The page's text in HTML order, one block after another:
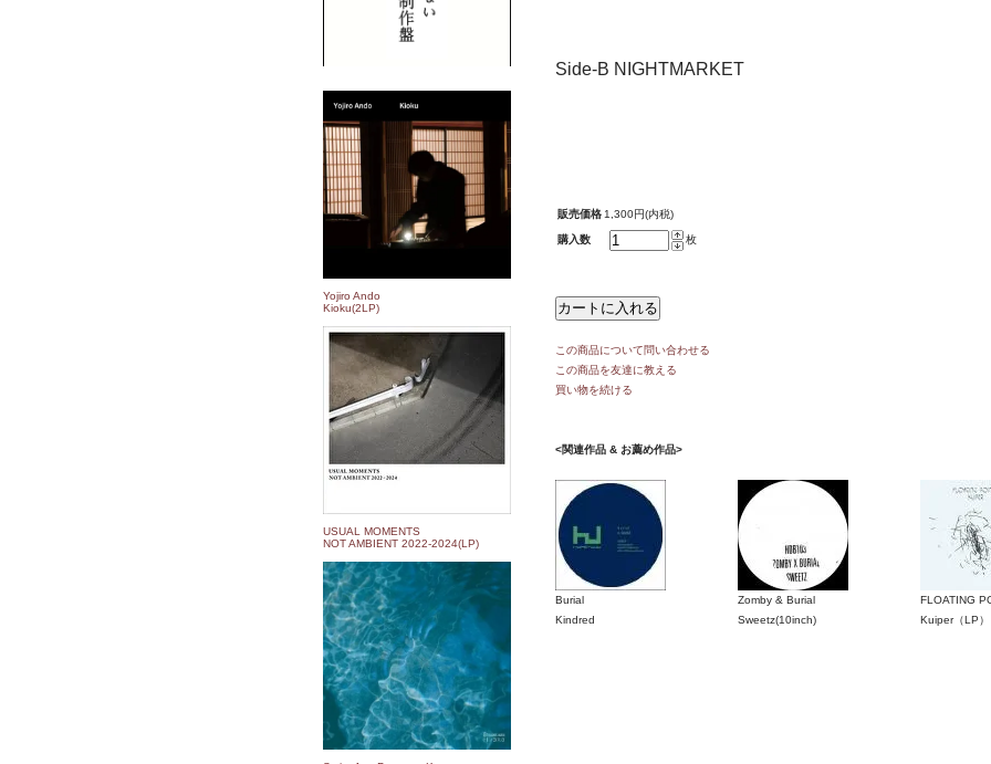
Yojiro Ando
Kioku(2LP)
USUAL MOMENTS
NOT AMBIENT 2022​-​2024(LP)
Side-B NIGHTMARKET
販売価格 1,300円(内税)
購入数 枚
この商品について問い合わせる
この商品を友達に教える
買い物を続ける
<関連作品 & お薦め作品>
Burial
Kindred
Zomby & Burial
Sweetz(10inch)
FLOATING
Kuiper（LP）